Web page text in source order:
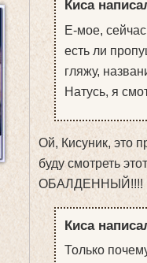
Киса
Е-мое,
есть ли
гляжу,
Натусь, я
Ой, Кисуник, это
буду смотреть
ОБАЛДЕННЫЙ!!!!
Киса
Только